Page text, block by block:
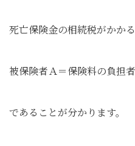
死亡保険金の相続税がかかる
被保険者Ａ＝保険料の負担
であることが分かります。